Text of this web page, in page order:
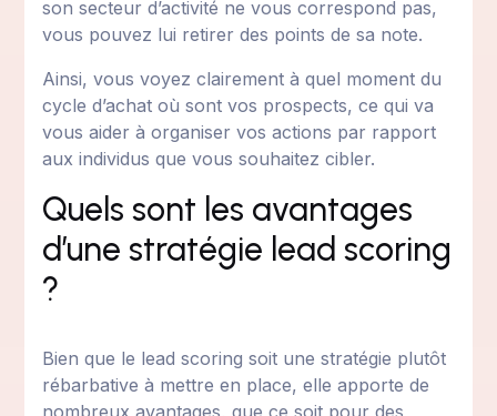
son secteur d’activité ne vous correspond pas,
vous pouvez lui retirer des points de sa note.
Ainsi, vous voyez clairement à quel moment du
cycle d’achat où sont vos prospects, ce qui va
vous aider à organiser vos actions par rapport
aux individus que vous souhaitez cibler.
Quels sont les avantages
d’une stratégie lead scoring
?
Bien que le lead scoring soit une stratégie plutôt
rébarbative à mettre en place, elle apporte de
nombreux avantages, que ce soit pour des